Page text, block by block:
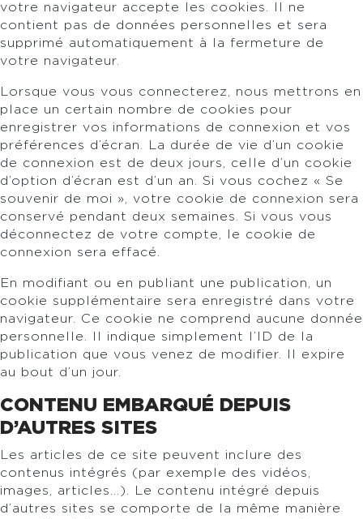
votre navigateur accepte les cookies. Il ne
contient pas de données personnelles et sera
supprimé automatiquement à la fermeture de
votre navigateur.
Lorsque vous vous connecterez, nous mettrons en
place un certain nombre de cookies pour
enregistrer vos informations de connexion et vos
préférences d’écran. La durée de vie d’un cookie
de connexion est de deux jours, celle d’un cookie
d’option d’écran est d’un an. Si vous cochez « Se
souvenir de moi », votre cookie de connexion sera
conservé pendant deux semaines. Si vous vous
déconnectez de votre compte, le cookie de
connexion sera effacé.
En modifiant ou en publiant une publication, un
cookie supplémentaire sera enregistré dans votre
navigateur. Ce cookie ne comprend aucune donnée
personnelle. Il indique simplement l’ID de la
publication que vous venez de modifier. Il expire
au bout d’un jour.
CONTENU EMBARQUÉ DEPUIS
D’AUTRES SITES
Les articles de ce site peuvent inclure des
contenus intégrés (par exemple des vidéos,
images, articles…). Le contenu intégré depuis
d’autres sites se comporte de la même manière